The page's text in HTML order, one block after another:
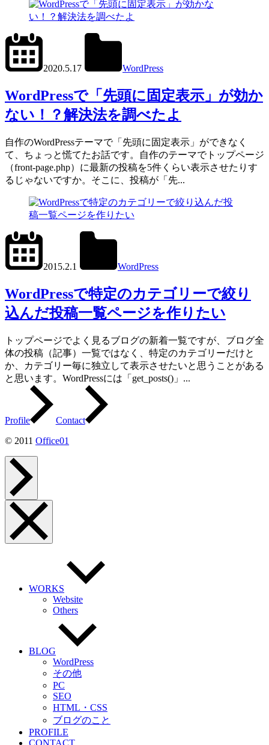
2020.5.17
WordPress
WordPressで「先頭に固定表示」が効か
ない！？解決法を調べたよ
自作のWordPressテーマで「先頭に固定表示」ができなく
て、ちょっと慌てたお話です。自作のテーマでトップページ
（front-page.php）に最新の投稿を5件くらい表示させたりす
るじゃないですか。そこに、投稿が「先...
2015.2.1
WordPress
WordPressで特定のカテゴリーで絞り
込んだ投稿一覧ページを作りたい
トップページでよく見るブログの新着一覧ですが、ブログ全
体の投稿（記事）一覧ではなく、特定のカテゴリーだけと
か、カテゴリー毎に独立して表示させたいと思うことがある
と思います。WordPressには「get_posts()」...
Profile
Contact
© 2011 Office01
ッ
プ
へ
メ
ー
WORKS
Website
Others
BLOG
WordPress
その他
PC
SEO
HTML・CSS
ブログのこと
PROFILE
CONTACT